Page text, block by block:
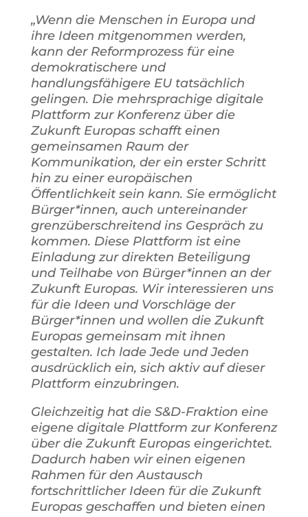
„Wenn die Menschen in Europa und
ihre Ideen mitgenommen werden,
kann der Reformprozess für eine
demokratischere und
handlungsfähigere EU tatsächlich
gelingen. Die mehrsprachige digitale
Plattform zur Konferenz über die
Zukunft Europas schafft einen
gemeinsamen Raum der
Kommunikation, der ein erster Schritt
hin zu einer europäischen
Öffentlichkeit sein kann. Sie ermöglicht
Bürger*innen, auch untereinander
grenzüberschreitend ins Gespräch zu
kommen. Diese Plattform ist eine
Einladung zur direkten Beteiligung
und Teilhabe von Bürger*innen an der
Zukunft Europas. Wir interessieren uns
für die Ideen und Vorschläge der
Bürger*innen und wollen die Zukunft
Europas gemeinsam mit ihnen
gestalten. Ich lade Jede und Jeden
ausdrücklich ein, sich aktiv auf dieser
Plattform einzubringen.
Gleichzeitig hat die S&D-Fraktion eine
eigene digitale Plattform zur Konferenz
über die Zukunft Europas eingerichtet.
Dadurch haben wir einen eigenen
Rahmen für den Austausch
fortschrittlicher Ideen für die Zukunft
Europas geschaffen und bieten einen